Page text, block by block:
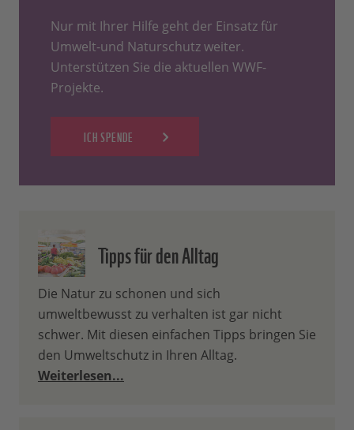
Nur mit Ihrer Hilfe geht der Einsatz für
Umwelt-und Naturschutz weiter.
Unterstützen Sie die aktuellen WWF-
Projekte.
ICH SPENDE
Tipps für den Alltag
Die Natur zu schonen und sich
umweltbewusst zu verhalten ist gar nicht
schwer. Mit diesen einfachen Tipps bringen Sie
den Umweltschutz in Ihren Alltag.
Weiterlesen...